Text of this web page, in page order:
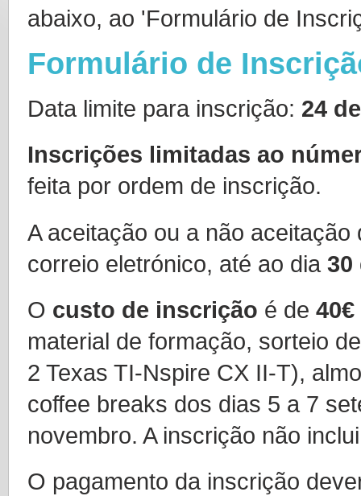
abaixo, ao 'Formulário de
Formulário de
Data limite para inscrição: 24
Inscrições limitadas ao
feita por ordem de inscrição.
A aceitação ou a não
correio eletrónico, até ao dia 30
O custo de inscrição é de 40€
material de formação, sorteio
2 Texas TI-Nspire CX II-T),
coffee breaks dos dias 5 a 7
novembro. A inscrição não
O pagamento da inscrição